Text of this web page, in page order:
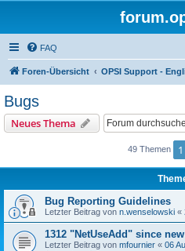
FAQ
Foren-Übersicht OPSI Support -
Bugs
Neues Thema
49 Themen 1
Bug Reporting Guidelines
Letzter Beitrag von n.wenselowski «
1312 "NetUseAdd" since
Letzter Beitrag von mfournier « 06